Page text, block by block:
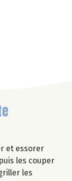
et essorer
les couper
les